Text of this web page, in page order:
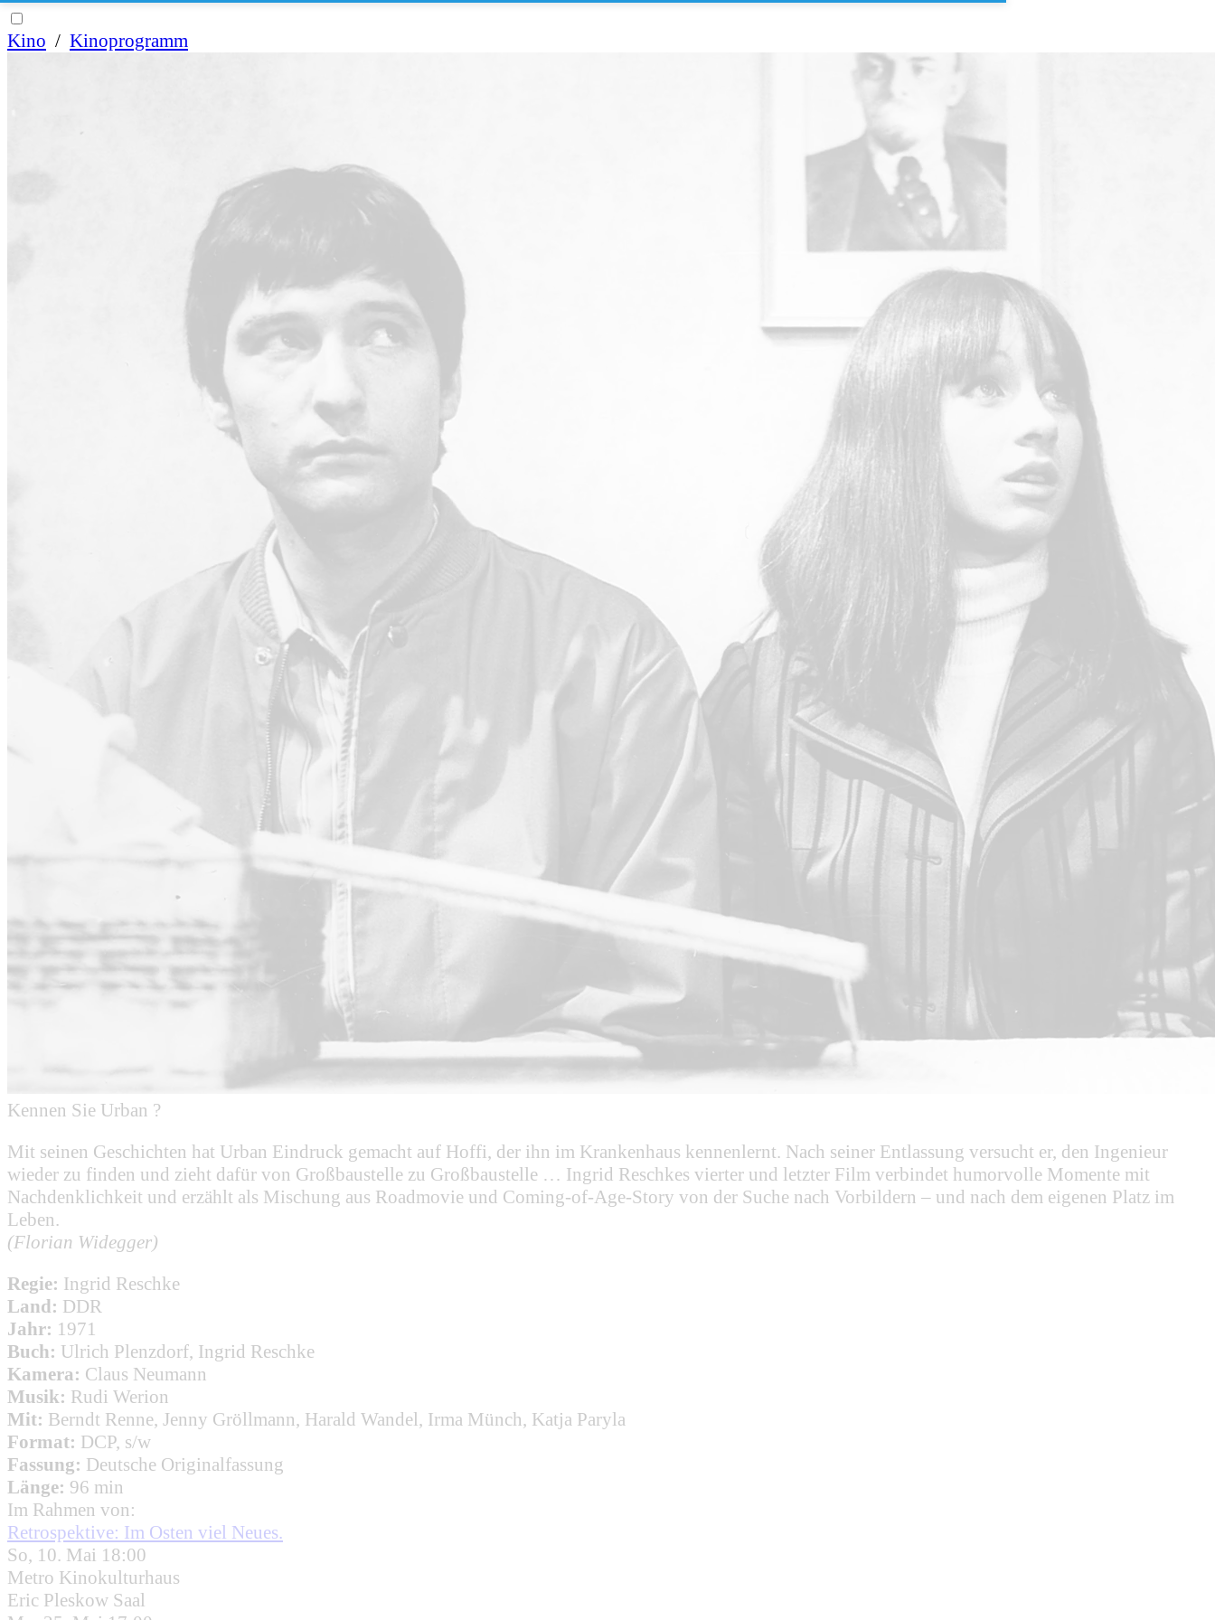
Kino / Kinoprogramm
Kennen Sie Urban ?
Mit seinen Geschichten hat Urban Eindruck gemacht auf Hoffi, der ihn im Krankenhaus kennenlernt. Nach seiner Entlassung versucht er, den Ingenieur
wieder zu finden und zieht dafür von Großbaustelle zu Großbaustelle … Ingrid Reschkes vierter und letzter Film verbindet humorvolle Momente mit
Nachdenklichkeit und erzählt als Mischung aus Roadmovie und Coming-of-Age-Story von der Suche nach Vorbildern – und nach dem eigenen Platz im
Leben.
(Florian Widegger)
Regie: Ingrid Reschke
Land: DDR
Jahr: 1971
Buch: Ulrich Plenzdorf, Ingrid Reschke
Kamera: Claus Neumann
Musik: Rudi Werion
Mit: Berndt Renne, Jenny Gröllmann, Harald Wandel, Irma Münch, Katja Paryla
Format: DCP, s/w
Fassung: Deutsche Originalfassung
Länge: 96 min
Im Rahmen von:
Retrospektive: Im Osten viel Neues.
So, 10. Mai 18:00
Metro Kinokulturhaus
Eric Pleskow Saal